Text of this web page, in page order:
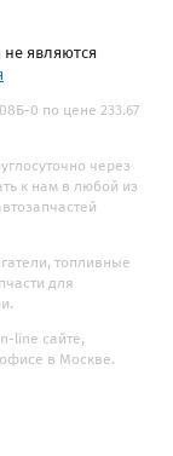
являются
0 по цене 233.67
через
к нам в любой из
топливные
для
line сайте,
в Москве.